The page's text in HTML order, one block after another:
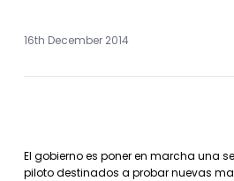
16th December 2014
El gobierno es poner en marcha una
piloto destinados a probar nuevas